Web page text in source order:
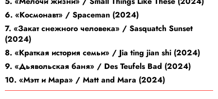
6. «Космонавт» / Spaceman (2024)
7. «Закат снежного человека» / Sasquatch Sunset
(2024)
8. «Краткая история семьи» / Jia ting jian shi (2024)
9. «Дьявольская баня» / Des Teufels Bad (2024)
10. «Мэтт и Мара» / Matt and Mara (2024)